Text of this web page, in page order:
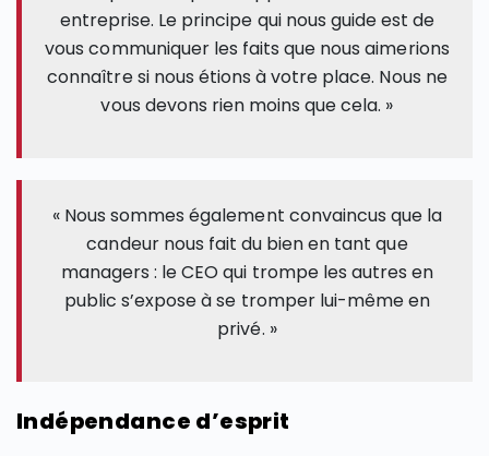
entreprise. Le principe qui nous guide est de
vous communiquer les faits que nous aimerions
connaître si nous étions à votre place. Nous ne
vous devons rien moins que cela. »
« Nous sommes également convaincus que la
candeur nous fait du bien en tant que
managers : le CEO qui trompe les autres en
public s’expose à se tromper lui-même en
privé. »
Indépendance d’esprit